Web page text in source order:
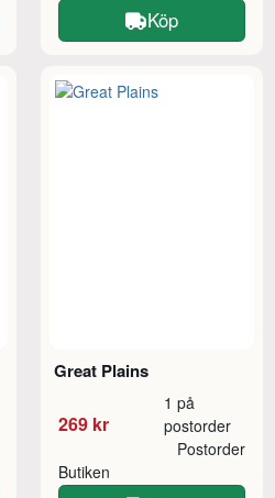
Köp
Great Plains
269 kr
1 på
postorder
Butiken
Postorder